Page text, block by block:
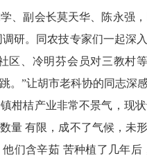
副会长莫天华、陈永强，
研。同农技专家们一起深
区、冷明芬会员对三教村
。”让胡市老科协的同志
柑桔产业非常不景气，现
量 有限，成不了气候，未
们含辛茹 苦种植了几年